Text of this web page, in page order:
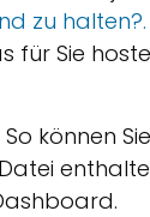
zu halten?.
für Sie
können